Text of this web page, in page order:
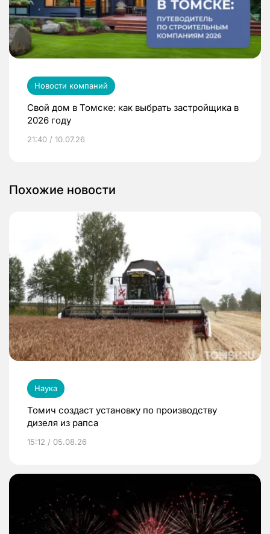
Новости компаний
Свой дом в Томске: как выбрать застройщика в
2026 году
21:40 / 10.07.26
Похожие новости
Наука
Томич создаст установку по производству
дизеля из рапса
15:12 / 05.08.26